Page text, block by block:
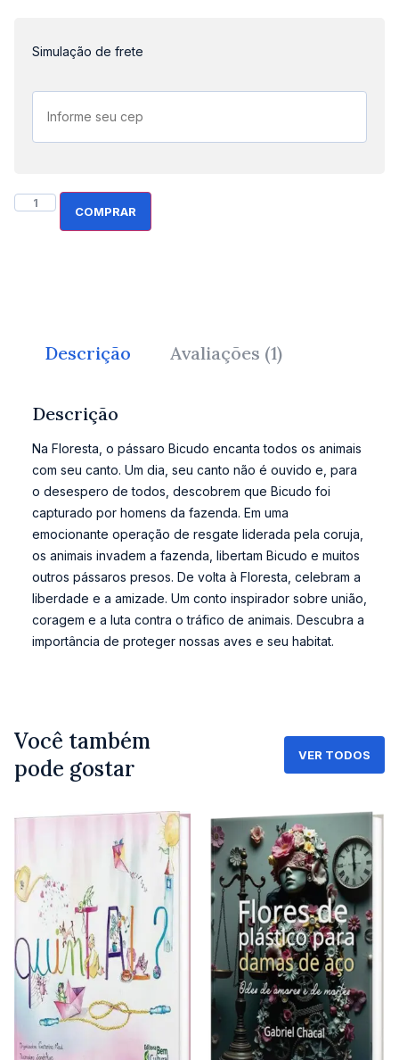
Simulação de frete
COMPRAR
Descrição Avaliações (1)
Descrição
Na Floresta, o pássaro Bicudo encanta todos os animais
com seu canto. Um dia, seu canto não é ouvido e, para
o desespero de todos, descobrem que Bicudo foi
capturado por homens da fazenda. Em uma
emocionante operação de resgate liderada pela coruja,
os animais invadem a fazenda, libertam Bicudo e muitos
outros pássaros presos. De volta à Floresta, celebram a
liberdade e a amizade. Um conto inspirador sobre união,
coragem e a luta contra o tráfico de animais. Descubra a
importância de proteger nossas aves e seu habitat.
Você também
pode gostar
VER TODOS